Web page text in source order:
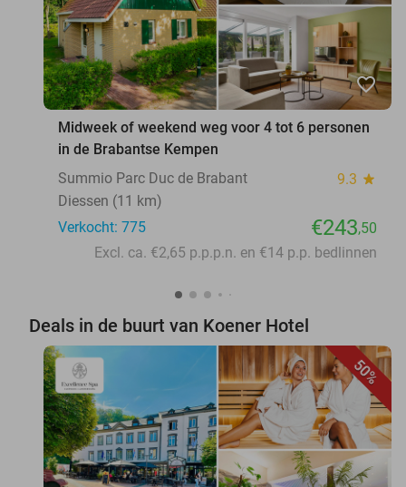
favorite_border
Midweek of weekend weg voor 4 tot 6 personen
in de Brabantse Kempen
Summio Parc Duc de Brabant
9.3 star
Diessen (11 km)
Verkocht: 775
€243,50
Excl. ca. €2,65 p.p.p.n. en €14 p.p. bedlinnen
Deals in de buurt van Koener Hotel
50%